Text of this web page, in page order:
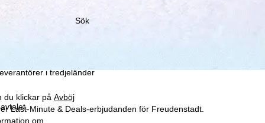
vi – TravelTrex
hjälp av information
i tredjeländer
du klickar på Avböj
om
Sök
Last-Minute & Deals-erbjudanden för Freudenstadt.